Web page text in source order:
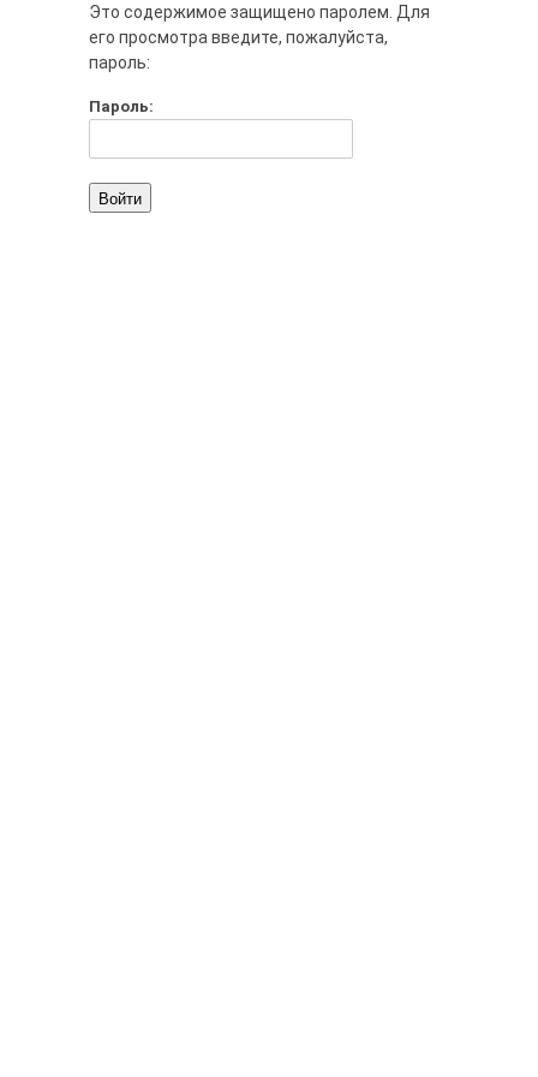
Это содержимое защищено паролем. Для
его просмотра введите, пожалуйста,
пароль:
Пароль: